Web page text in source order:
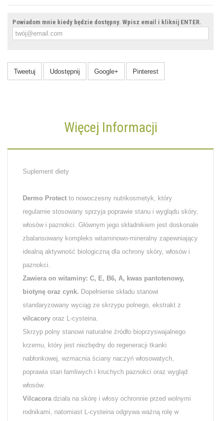
Powiadom mnie kiedy będzie dostępny. Wpisz email i kliknij ENTER.
Tweetuj Udostępnij Google+ Pinterest
Więcej Informacji
Suplement diety
Dermo Protect to nowoczesny nutrikosmetyk, który
regularnie stosowany sprzyja poprawie stanu i wyglądu skóry,
włosów i paznokci. Głównym jego składnikiem jest doskonale
zbalansowany kompleks witaminowo-mineralny zapewniający
idealną aktywność biologiczną dla ochrony skóry, włosów i
paznokci.
Zawiera on witaminy: C, E, B6, A, kwas pantotenowy,
biotynę oraz cynk. Dopełnienie składu stanowi
standaryzowany wyciąg ze skrzypu polnego, ekstrakt z
vilcacory oraz L-cysteina.
Skrzyp polny stanowi naturalne źródło bioprzyswajalnego
krzemu, który jest niezbędny do regeneracji tkanki
nabłonkowej, wzmacnia ściany naczyń włosowatych,
poprawia stan łamliwych i kruchych paznokci oraz wygląd
włosów.
Vilcacoradziała na skórę i włosy ochronnie przed wolnymi
rodnikami, natomiast L-cysteina odgrywa ważną rolę w